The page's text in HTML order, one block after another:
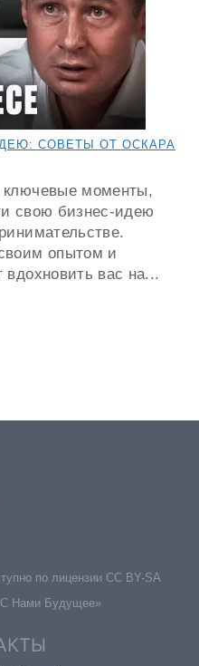
СОВЕТЫ ОТ ОСКАРА
моменты,
свою бизнес-идею
опытом и
вдохновить вас на...
по лицензии CC BY-SA
Нами Будущее»